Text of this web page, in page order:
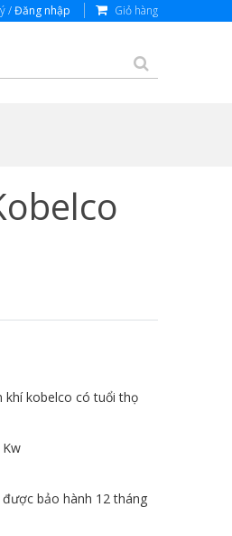
/Đăng nhập Giỏ hàng
khí kobelco có tuổi thọ
bảo hành 12 tháng